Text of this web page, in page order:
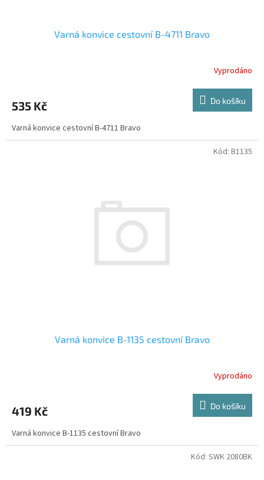
Varná konvice cestovní B-4711 Bravo
Vyprodáno
535 Kč Do košíku
Varná konvice cestovní B-4711 Bravo
Varná konvice B-1135 cestovní Bravo
Vyprodáno
419 Kč Do košíku
Varná konvice B-1135 cestovní Bravo
Kód: B1135
Kód: SWK 2080BK